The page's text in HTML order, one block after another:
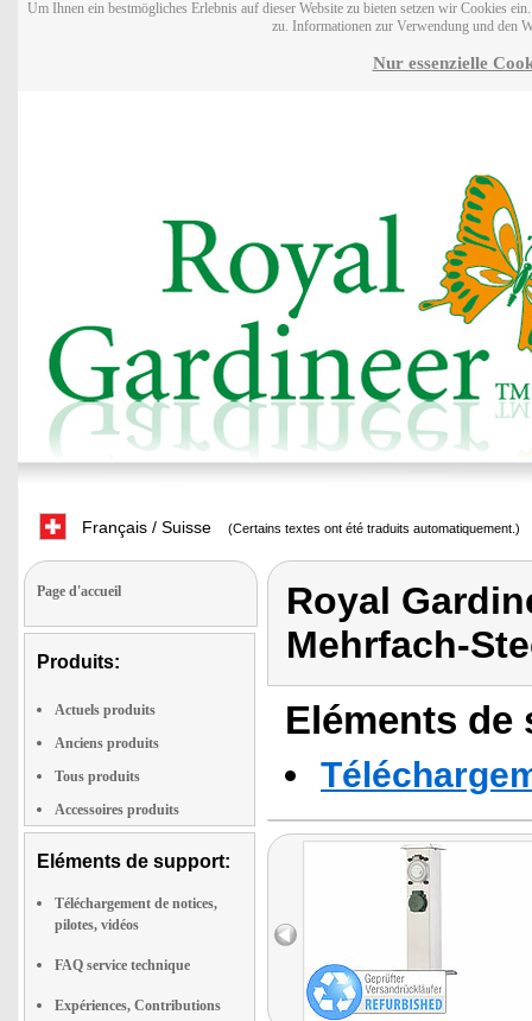
Um Ihnen ein bestmögliches Erlebnis auf dieser Website zu bieten setzen wir Cookies
zu. Informationen zur Verwendung und den
Nur essenzielle
Français / Suisse (Certains textes ont été traduits automatiquement.)
Page d'accueil
Produits:
Actuels produits
Anciens produits
Tous produits
Accessoires produits
Eléments de support:
Téléchargement de notices,
pilotes, vidéos
FAQ service technique
Expériences, Contributions
Royal
Mehrfach-
Eléments